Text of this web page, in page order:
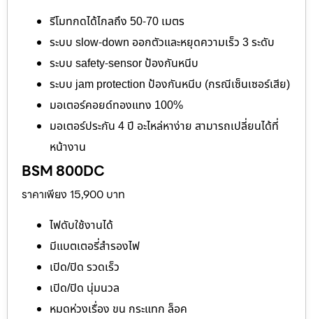
รีโมทกดได้ไกลถึง 50-70 เมตร
ระบบ slow-down ออกตัวและหยุดความเร็ว 3 ระดับ
ระบบ safety-sensor ป้องกันหนีบ
ระบบ jam protection ป้องกันหนีบ (กรณีเซ็นเซอร์เสีย)
มอเตอร์คอยด์ทองแทง 100%
มอเตอร์ประกัน 4 ปี อะไหล่หาง่าย สามารถเปลี่ยนได้ที่
หน้างาน
BSM 800DC
ราคาเพียง 15,900 บาท
ไฟดับใช้งานได้
มีแบตเตอรี่สำรองไฟ
เปิด/ปิด รวดเร็ว
เปิด/ปิด นุ่มนวล
หมดห่วงเรื่อง ขน กระแทก ล็อค